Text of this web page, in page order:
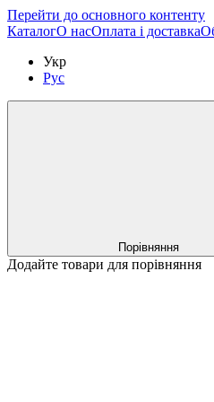
Перейти до основного контенту
КаталогО насОплата і доставка
Укр
Рус
Порівняння
Додайте товари для порівняння